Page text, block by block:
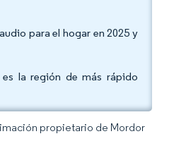
para el hogar en 2025 y
la región de más rápido
propietario de Mordor